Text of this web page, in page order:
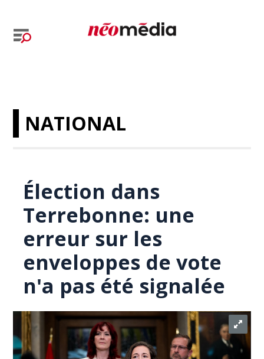
NATIONAL
Élection dans
Terrebonne: une
erreur sur les
enveloppes de vote
n'a pas été signalée